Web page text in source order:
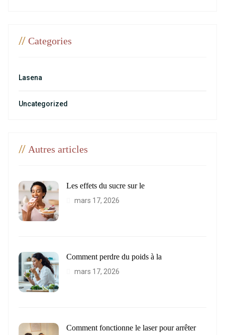
// Categories
Lasena
Uncategorized
// Autres articles
Les effets du sucre sur le
mars 17, 2026
Comment perdre du poids à la
mars 17, 2026
Comment fonctionne le laser pour arrêter